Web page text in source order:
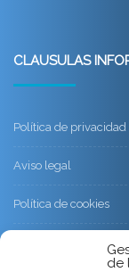
de
CLAUSULAS
Política de privacidad
Aviso legal
Política de cookies
Condiciones